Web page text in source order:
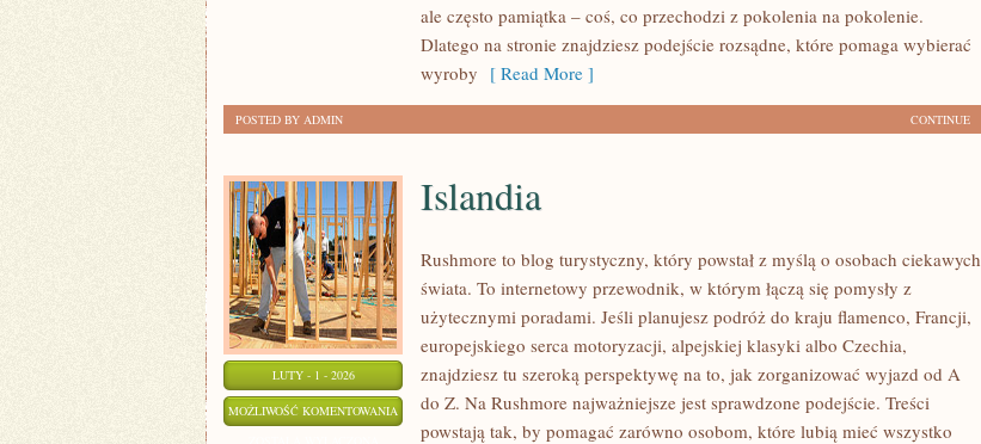
PÓŁSZLACHETNE
ale często pamiątka – coś, co przechodzi z pokolenia na pokolenie.
Dlatego na stronie znajdziesz podejście rozsądne, które pomaga wybierać
wyroby [ Read More ]
CONTINUE
POSTED BY ADMIN
LUTY - 1 - 2026
MOŻLIWOŚĆ KOMENTOWANIA ISLANDIA
Islandia
Rushmore to blog turystyczny, który powstał z myślą o osobach ciekawych
świata. To internetowy przewodnik, w którym łączą się pomysły z
użytecznymi poradami. Jeśli planujesz podróż do kraju flamenco, Francji,
europejskiego serca motoryzacji, alpejskiej klasyki albo Czechia,
znajdziesz tu szeroką perspektywę na to, jak zorganizować wyjazd od A
do Z. Na Rushmore najważniejsze jest sprawdzone podejście. Treści
powstają tak, by pomagać zarówno osobom, które lubią mieć wszystko